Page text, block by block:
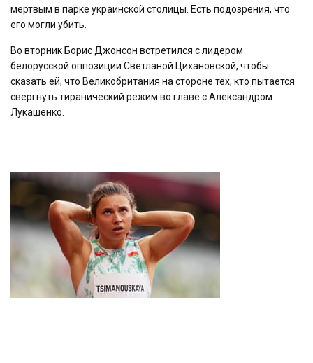
мертвым в парке украинской столицы. Есть подозрения, что
его могли убить.
Во вторник Борис Джонсон встретился с лидером
белорусской оппозиции Светланой Цихановской, чтобы
сказать ей, что Великобритания на стороне тех, кто пытается
свергнуть тиранический режим во главе с Александром
Лукашенко.